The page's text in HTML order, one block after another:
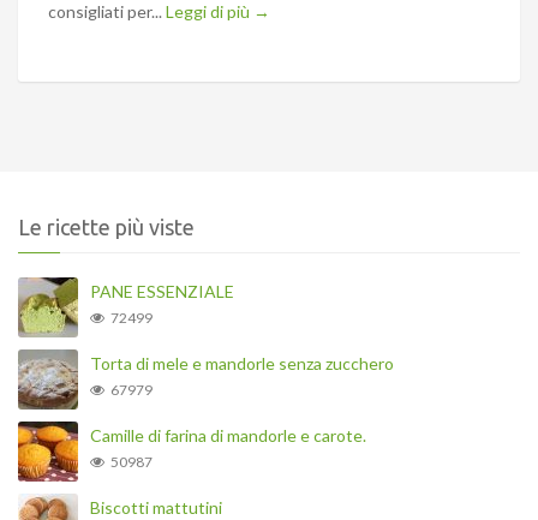
consigliati per... Leggi di più →
Le ricette più viste
PANE ESSENZIALE
72499
Torta di mele e mandorle senza zucchero
67979
Camille di farina di mandorle e carote.
50987
Biscotti mattutini